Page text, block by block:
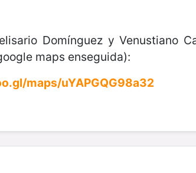
Domínguez y Venustiano
maps enseguida):
maps/uYAPGQG98a32